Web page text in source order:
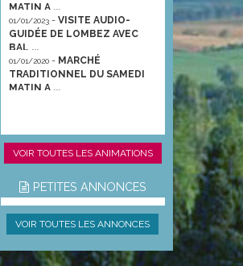
MATIN A ...
01/01/2023- VISITE AUDIO-
GUIDÉE DE LOMBEZ AVEC
BAL ...
01/01/2020- MARCHÉ
TRADITIONNEL DU SAMEDI
MATIN A ...
VOIR TOUTES LES ANIMATIONS
PETITES ANNONCES
VOIR TOUTES LES ANNONCES